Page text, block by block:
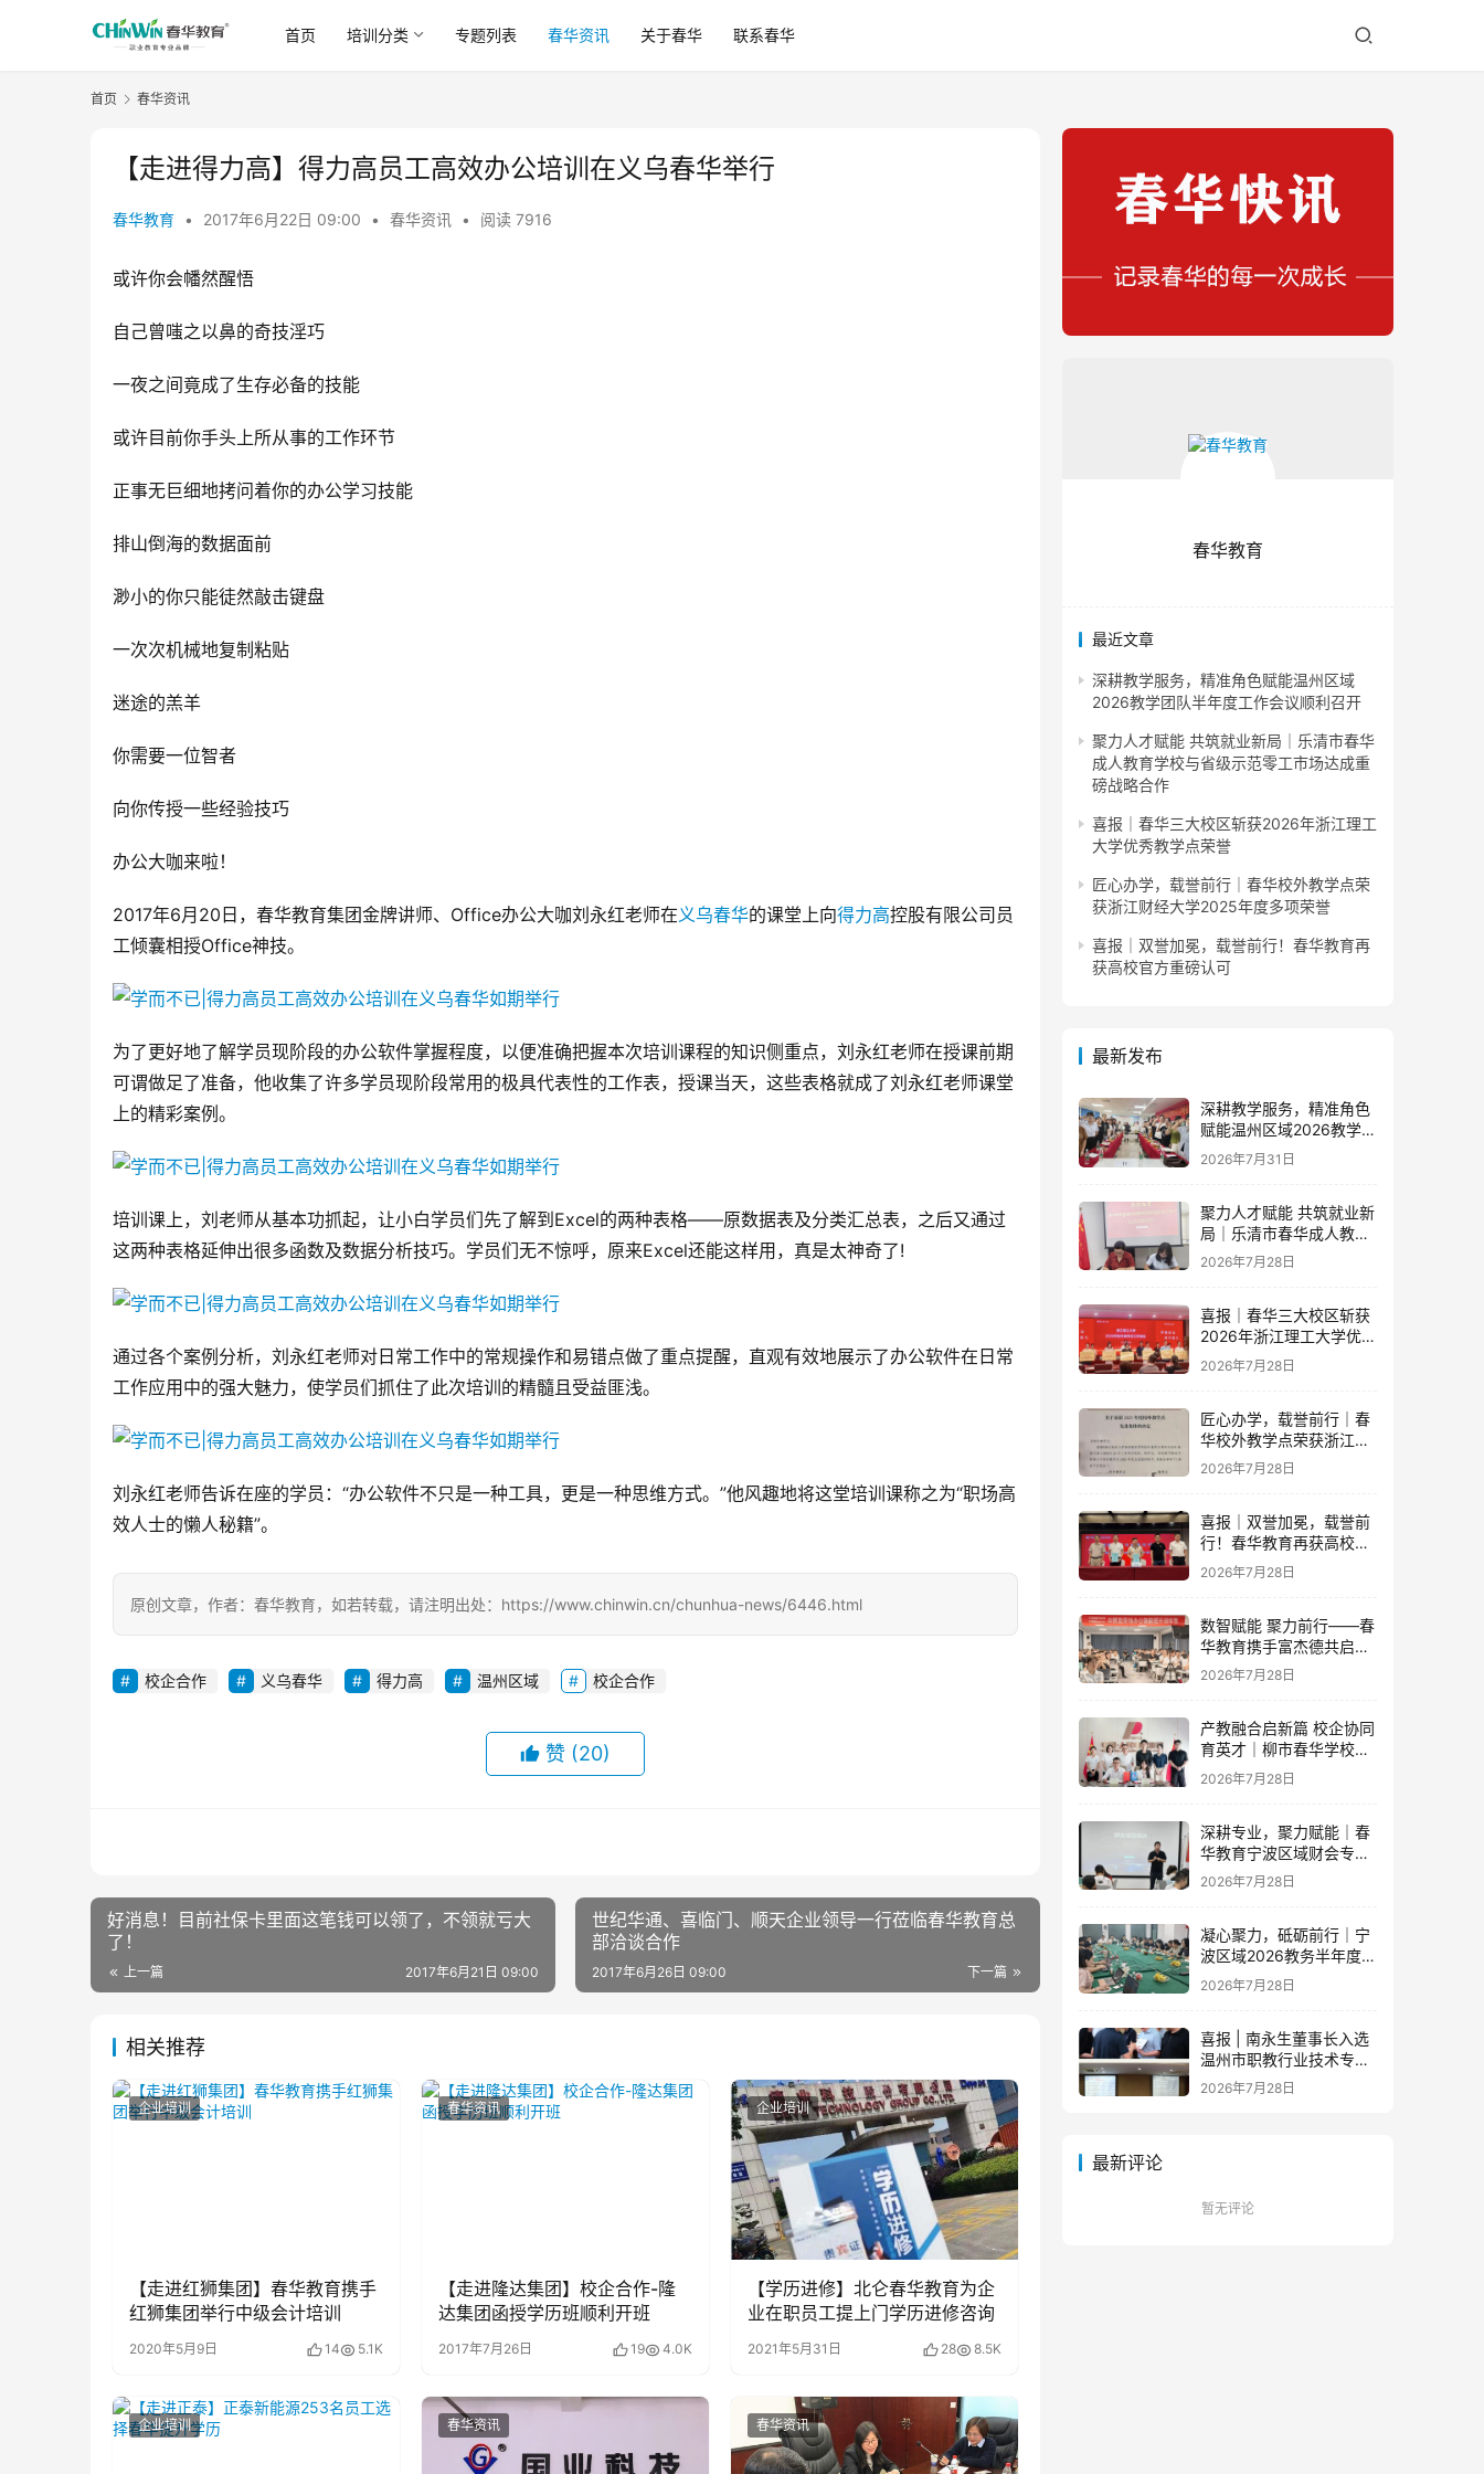
首页 培训分类 专题列表 春华资讯 关于春华 联系春华
首页 春华资讯
【走进得力高】得力高员工高效办公培训在义乌春华举行
春华教育 • 2017年6月22日 09:00 • 春华资讯 • 阅读 7916
或许你会幡然醒悟
自己曾嗤之以鼻的奇技淫巧
一夜之间竟成了生存必备的技能
或许目前你手头上所从事的工作环节
正事无巨细地拷问着你的办公学习技能
排山倒海的数据面前
渺小的你只能徒然敲击键盘
一次次机械地复制粘贴
迷途的羔羊
你需要一位智者
向你传授一些经验技巧
办公大咖来啦！
2017年6月20日，春华教育集团金牌讲师、Office办公大咖刘永红老师在义乌春华的课堂上向得力高控股有限公司员
工倾囊相授Office神技。
为了更好地了解学员现阶段的办公软件掌握程度，以便准确把握本次培训课程的知识侧重点，刘永红老师在授课前期
可谓做足了准备，他收集了许多学员现阶段常用的极具代表性的工作表，授课当天，这些表格就成了刘永红老师课堂
上的精彩案例。
培训课上，刘老师从基本功抓起，让小白学员们先了解到Excel的两种表格——原数据表及分类汇总表，之后又通过
这两种表格延伸出很多函数及数据分析技巧。学员们无不惊呼，原来Excel还能这样用，真是太神奇了!
通过各个案例分析，刘永红老师对日常工作中的常规操作和易错点做了重点提醒，直观有效地展示了办公软件在日常
工作应用中的强大魅力，使学员们抓住了此次培训的精髓且受益匪浅。
刘永红老师告诉在座的学员：“办公软件不只是一种工具，更是一种思维方式。”他风趣地将这堂培训课称之为“职场高
效人士的懒人秘籍”。
原创文章，作者：春华教育，如若转载，请注明出处：https://www.chinwin.cn/chunhua-news/6446.html
校企合作 义乌春华 得力高 温州区域 校企合作
赞 (20)
好消息！目前社保卡里面这笔钱可以领了，不领就亏大
了！
上一篇 2017年6月21日 09:00
世纪华通、喜临门、顺天企业领导一行莅临春华教育总
部洽谈合作
下一篇
2017年6月26日 09:00
相关推荐
企业培训
【走进红狮集团】春华教育携手
红狮集团举行中级会计培训
2020年5月9日 14 5.1K
春华资讯
【走进隆达集团】校企合作-隆
达集团函授学历班顺利开班
2017年7月26日 19 4.0K
企业培训
【学历进修】北仑春华教育为企
业在职员工提上门学历进修咨询
2021年5月31日 28 8.5K
企业培训 春华资讯 春华资讯
春华教育
最近文章
深耕教学服务，精准角色赋能温州区域
2026教学团队半年度工作会议顺利召开
聚力人才赋能 共筑就业新局｜乐清市春华
成人教育学校与省级示范零工市场达成重
磅战略合作
喜报｜春华三大校区斩获2026年浙江理工
大学优秀教学点荣誉
匠心办学，载誉前行｜春华校外教学点荣
获浙江财经大学2025年度多项荣誉
喜报｜双誉加冕，载誉前行！春华教育再
获高校官方重磅认可
最新发布
深耕教学服务，精准角色
赋能温州区域2026教学团
队半年度工作会议顺利召
2026年7月31日
聚力人才赋能 共筑就业新
局｜乐清市春华成人教育
学校与省级示范零工市场
2026年7月28日
喜报｜春华三大校区斩获
2026年浙江理工大学优秀
教学点荣誉
2026年7月28日
匠心办学，载誉前行｜春
华校外教学点荣获浙江财
经大学2025年度多项荣誉
2026年7月28日
喜报｜双誉加冕，载誉前
行！春华教育再获高校官
方重磅认可
2026年7月28日
数智赋能 聚力前行——春
华教育携手富杰德共启AI
办公内训新篇章
2026年7月28日
产教融合启新篇 校企协同
育英才｜柳市春华学校与
人民电器集团成功签订战
略合作协议
2026年7月28日
深耕专业，聚力赋能｜春
华教育宁波区域财会专项
落地培训即将开启！
2026年7月28日
凝心聚力，砥砺前行｜宁
波区域2026教务半年度工
作会议圆满落幕，学管团
队蓄力新征程
2026年7月28日
喜报 | 南永生董事长入选
温州市职教行业技术专家
库！
2026年7月28日
最新评论
暂无评论